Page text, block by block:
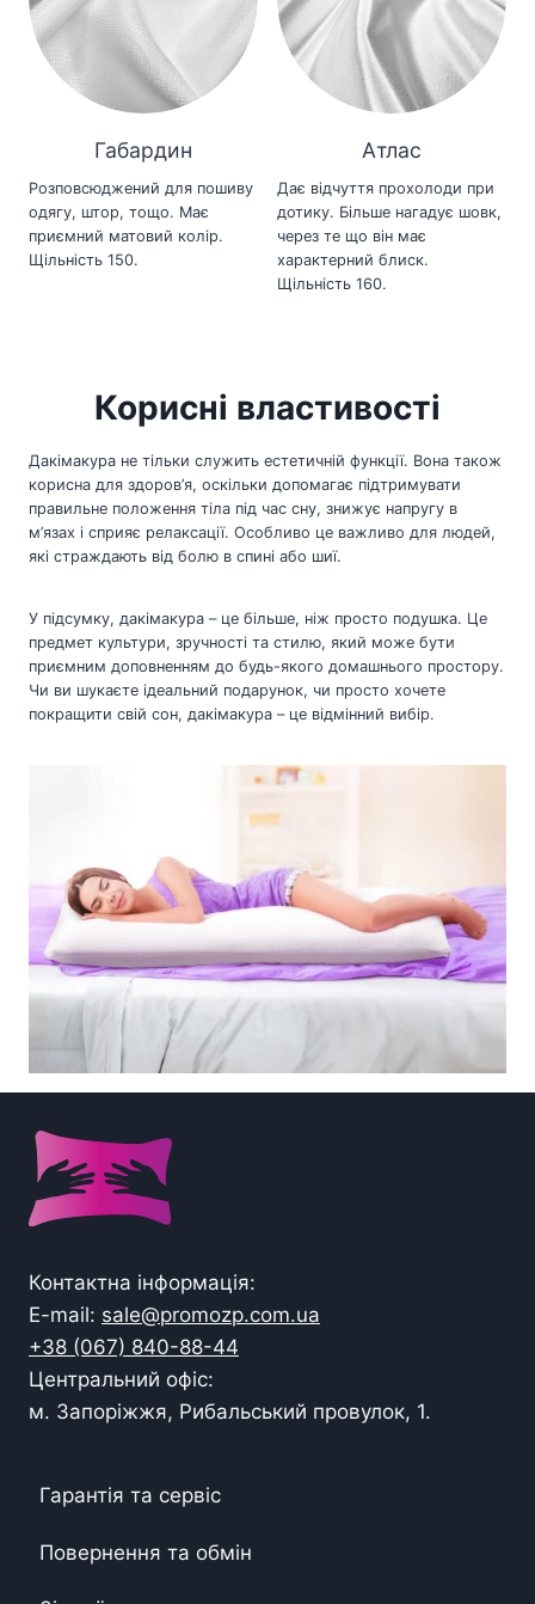
Габардин
Розповсюджений для пошиву
одягу, штор, тощо. Має
приємний матовий колір.
Щільність 150.
Атлас
Дає відчуття прохолоди при
дотику. Більше нагадує шовк,
через те що він має
характерний блиск.
Щільність 160.
Корисні властивості
Дакімакура не тільки служить естетичній функції. Вона також
корисна для здоров’я, оскільки допомагає підтримувати
правильне положення тіла під час сну, знижує напругу в
м’язах і сприяє релаксації. Особливо це важливо для людей,
які страждають від болю в спині або шиї.
У підсумку, дакімакура – це більше, ніж просто подушка. Це
предмет культури, зручності та стилю, який може бути
приємним доповненням до будь-якого домашнього простору.
Чи ви шукаєте ідеальний подарунок, чи просто хочете
покращити свій сон, дакімакура – це відмінний вибір.
Контактна інформація:
E-mail: sale@promozp.com.ua
+38 (067) 840-88-44
Центральний офіс:
м. Запоріжжя, Рибальський провулок, 1.
Гарантія та сервіс
Повернення та обмін